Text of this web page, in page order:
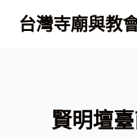
跳
至
台灣寺廟與教
賢明壇